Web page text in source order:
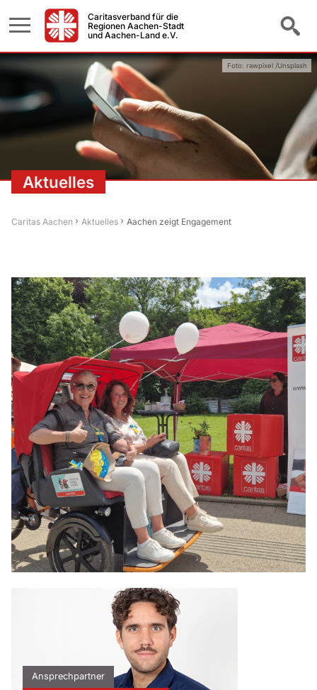
Caritasverband für die
Regionen Aachen-Stadt
und Aachen-Land e.V.
Aktuelles
Foto: rawpixel /Unsplash
Caritas Aachen Aktuelles Aachen zeigt Engagement
Ansprechpartner